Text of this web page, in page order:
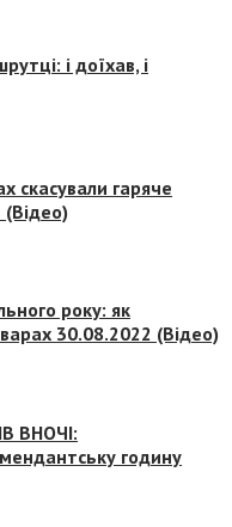
і доїхав, і
скасували гаряче
року: як
30.08.2022 (Відео)
ВНОЧІ:
годину